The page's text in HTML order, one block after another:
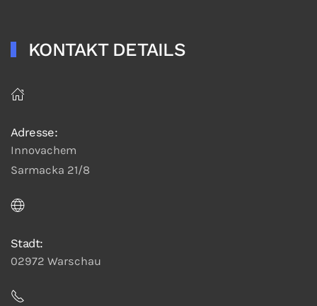
KONTAKT DETAILS
Adresse:
Innovachem
Sarmacka 21/8
Stadt:
02972 Warschau